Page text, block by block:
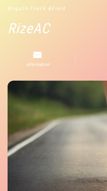
RizeAC
Niigata-Track &Field
MENU
information